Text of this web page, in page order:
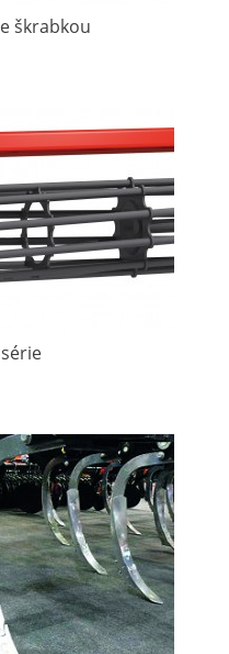
škrabkou